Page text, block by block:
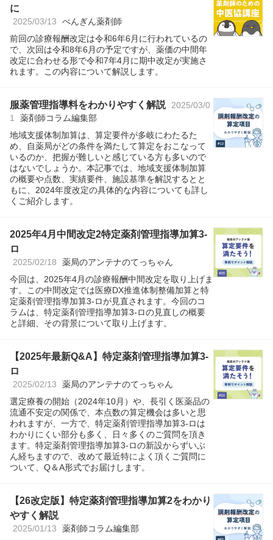
に
2025/03/13 ぺんぎん薬剤師
前回の診療報酬改定は令和6年6月に行われているの
で、次回は令和8年6月の予定ですが、薬価の中間年
改定に合わせる形で令和7年4月に期中改定が実施さ
れます。この内容について解説します。
服薬管理指導料をわかりやすく解説 2025/03/0
1
薬剤師コラム編集部
地域支援体制加算は、算定要件が多岐にわたるた
め、自薬局がどの条件を満たして算定をおこなって
いるのか、把握が難しいと感じている方も多いので
はないでしょうか。本記事では、地域支援体制加算
の概要や点数、実績要件、施設基準を解説するとと
もに、2024年度改定の具体的な内容についても詳し
くご紹介します。
2025年4月中間改定2特定薬剤管理指導加算3-
ロ
2025/02/18 薬局のアンテナのてっちゃん
今回は、2025年4月の診療報酬中間改定を取り上げま
す。この中間改定では医療DX推進体制整備加算と特
定薬剤管理指導加算3-ロが見直されます。今回のコ
ラムは、特定薬剤管理指導加算3-ロの見直しの概要
と詳細、その背景について取り上げます。
【2025年最新Q&A】特定薬剤管理指導加算3-
ロ
2025/02/13 薬局のアンテナのてっちゃん
選定療養の開始（2024年10月）や、長引く医薬品の
流通不安定の関係で、本点数の算定機会は多いと思
われますが、一方で、特定薬剤管理指導加算3-ロは
わかりにくい部分も多く、日々多くのご質問を頂き
ます。特定薬剤管理指導加算3-ロの新設からずいぶ
ん経ちますので、改めて最近特によく頂くご質問に
ついて、Q＆A形式でお届けします。
【26改定版】特定薬剤管理指導加算2をわかり
やすく解説
2025/01/13 薬剤師コラム編集部